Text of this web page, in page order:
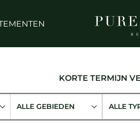
KORTE TERMIJN
ALLE GEBIEDEN ALLE